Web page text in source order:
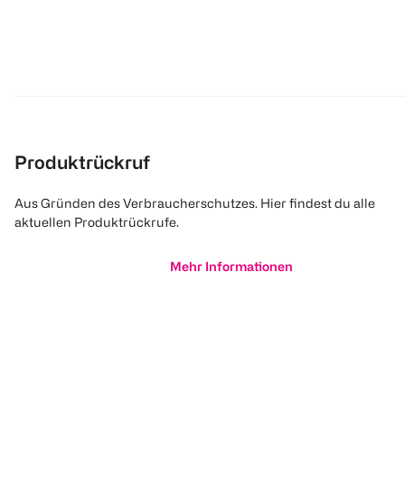
Produktrückruf
Aus Gründen des Verbraucherschutzes. Hier findest du alle
aktuellen Produktrückrufe.
Mehr Informationen